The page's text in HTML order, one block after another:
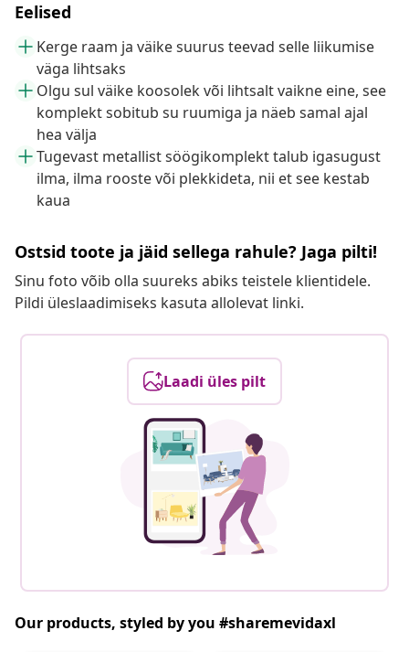
Eelised
Kerge raam ja väike suurus teevad selle liikumise
väga lihtsaks
Olgu sul väike koosolek või lihtsalt vaikne eine, see
komplekt sobitub su ruumiga ja näeb samal ajal
hea välja
Tugevast metallist söögikomplekt talub igasugust
ilma, ilma rooste või plekkideta, nii et see kestab
kaua
Ostsid toote ja jäid sellega rahule? Jaga pilti!
Sinu foto võib olla suureks abiks teistele klientidele.
Pildi üleslaadimiseks kasuta allolevat linki.
Laadi üles pilt
Our products, styled by you #sharemevidaxl